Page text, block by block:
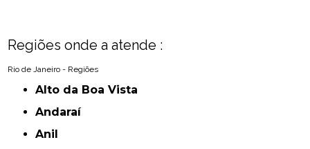
Regiões onde a atende :
Rio de Janeiro - Regiões
Alto da Boa Vista
Andaraí
Anil